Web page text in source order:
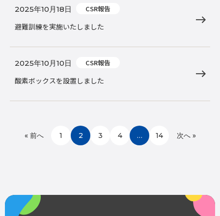
2025年10月18日 CSR報告
避難訓練を実施いたしました
2025年10月10日 CSR報告
酸素ボックスを設置しました
« 前へ 1 2 3 4 … 14 次へ »